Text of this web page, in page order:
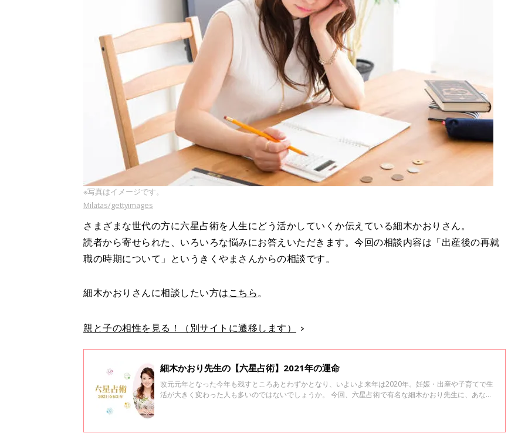
※写真はイメージです。
Milatas/gettyimages
さまざまな世代の方に六星占術を人生にどう活かしていくか伝えている細木かおりさん。
読者から寄せられた、いろいろな悩みにお答えいただきます。今回の相談内容は「出産後の再就
職の時期について」というきくやまさんからの相談です。
細木かおりさんに相談したい方はこちら。
親と子の相性を見る！（別サイトに遷移します）
細木かおり先生の【六星占術】2021年の運命
改元元年となった今年も残すところあとわずかとなり、いよいよ来年は2020年。妊娠・出産や子育てで生
活が大きく変わった人も多いのではないでしょうか。 今回、六星占術で有名な細木かおり先生に、あなた